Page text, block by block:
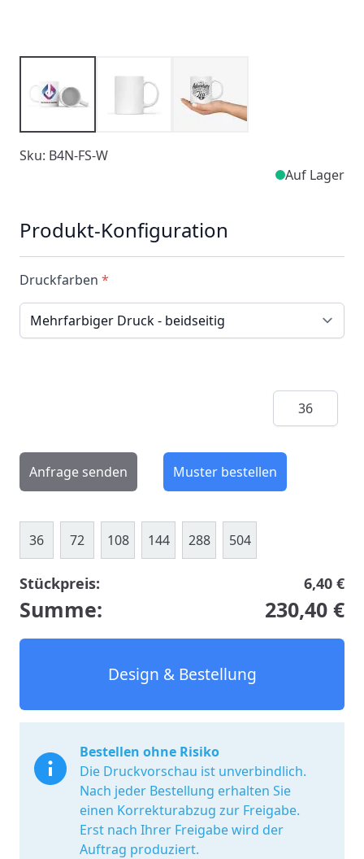
Sku: B4N-FS-W
Auf Lager
Produkt-Konfiguration
Druckfarben *
Menge
Anfrage senden Muster bestellen
36 72 108 144 288 504
Stückpreis: 6,40 €
Summe: 230,40 €
Design & Bestellung
Bestellen ohne Risiko
Die Druckvorschau ist unverbindlich.
Nach jeder Bestellung erhalten Sie
einen Korrekturabzug zur Freigabe.
Erst nach Ihrer Freigabe wird der
Auftrag produziert.